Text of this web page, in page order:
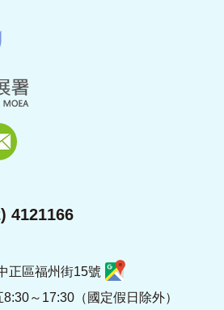
4121166
正區福州街15號
～17:30（國定假日除外）